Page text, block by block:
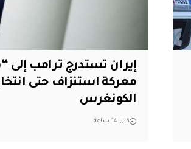
إيران تستدرج ترامب إلى
معركة استنزاف حتى
الكونغرس
قبل 14 ساعة